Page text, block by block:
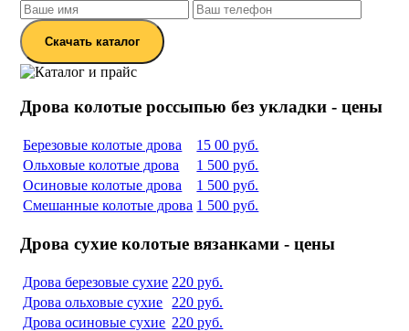
Скачать каталог
Дрова колотые россыпью без укладки - цены
Березовые колотые дрова
15 00 руб.
Ольховые колотые дрова
1 500 руб.
Осиновые колотые дрова
1 500 руб.
Смешанные колотые дрова 1 500 руб.
Дрова сухие колотые вязанками - цены
Дрова березовые сухие 220 руб.
Дрова ольховые сухие
220 руб.
Дрова осиновые сухие 220 руб.